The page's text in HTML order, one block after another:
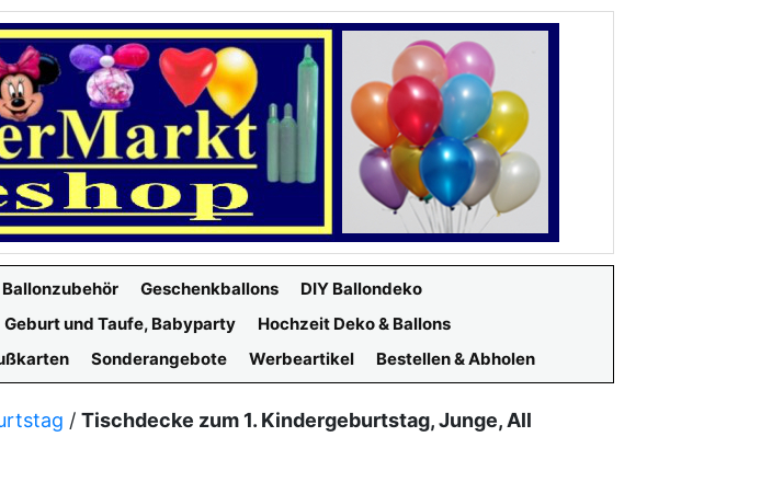
Ballonzubehör Geschenkballons
DIY Ballondeko
Geburt und Taufe, Babyparty
Hochzeit Deko & Ballons
Sonderangebote Werbeartikel Bestellen & Abholen
/ Tischdecke zum 1. Kindergeburtstag, Junge, All